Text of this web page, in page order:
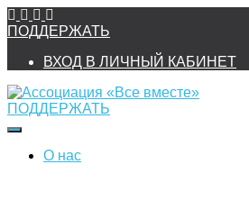
ПОДДЕРЖАТЬ
ВХОД В ЛИЧНЫЙ КАБИНЕТ
ПОДДЕРЖАТЬ
Переключить
навигацию
О нас